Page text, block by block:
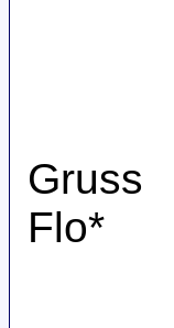
Gruss
Flo*